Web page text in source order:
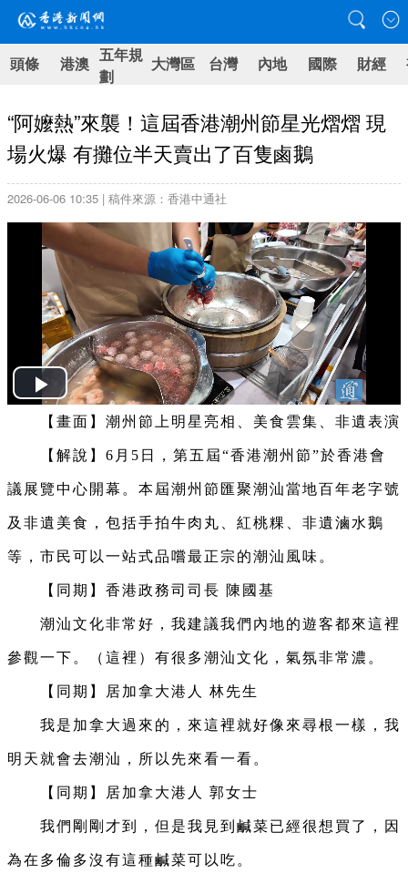
頭條 港澳 五年規
劃
大灣區 台灣 內地 國際 財經
“阿嬤熱”來襲！這屆香港潮州節星光熠熠 現
場火爆 有攤位半天賣出了百隻鹵鵝
2026-06-06 10:35 | 稿件來源：香港中通社
Play
Video
【畫面】潮州節上明星亮相、美食雲集、非遺表演
【解說】6月5日，第五屆“香港潮州節”於香港會
議展覽中心開幕。本屆潮州節匯聚潮汕當地百年老字號
及非遺美食，包括手拍牛肉丸、紅桃粿、非遺滷水鵝
等，市民可以一站式品嚐最正宗的潮汕風味。
【同期】香港政務司司長 陳國基
潮汕文化非常好，我建議我們內地的遊客都來這裡
參觀一下。（這裡）有很多潮汕文化，氣氛非常濃。
【同期】居加拿大港人 林先生
我是加拿大過來的，來這裡就好像來尋根一樣，我
明天就會去潮汕，所以先來看一看。
【同期】居加拿大港人 郭女士
我們剛剛才到，但是我見到鹹菜已經很想買了，因
為在多倫多沒有這種鹹菜可以吃。